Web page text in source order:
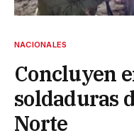
NACIONALES
Concluyen
soldaduras
Norte